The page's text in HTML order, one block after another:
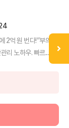
2억 원 번다!”부의 추
리 노하우. 빠르...